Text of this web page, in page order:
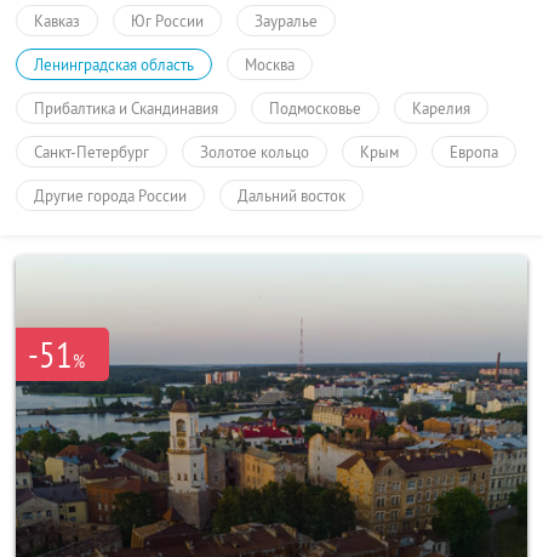
Кавказ Юг России Зауралье
Ленинградская область Москва
Прибалтика и Скандинавия Подмосковье Карелия
Санкт-Петербург Золотое кольцо Крым Европа
Другие города России Дальний восток
-51%